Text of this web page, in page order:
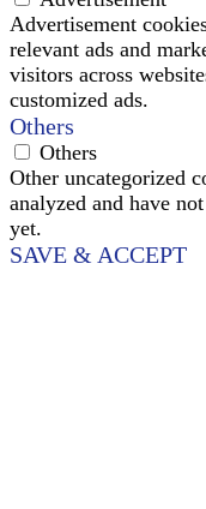
Advertisement
relevant ads and
visitors across
customized ads.
Others
Others
Other uncategorized
analyzed and have
yet.
SAVE & ACCEPT